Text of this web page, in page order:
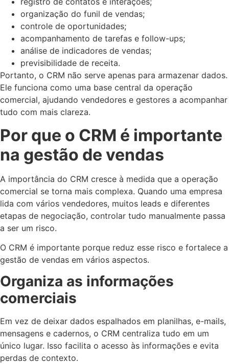
organização do funil de vendas;
controle de oportunidades;
acompanhamento de tarefas e follow-ups;
análise de indicadores de vendas;
previsibilidade de receita.
Portanto, o CRM não serve apenas para armazenar dados.
Ele funciona como uma base central da operação
comercial, ajudando vendedores e gestores a acompanhar
tudo com mais clareza.
Por que o CRM é importante
na gestão de vendas
A importância do CRM cresce à medida que a operação
comercial se torna mais complexa. Quando uma empresa
lida com vários vendedores, muitos leads e diferentes
etapas de negociação, controlar tudo manualmente passa
a ser um risco.
O CRM é importante porque reduz esse risco e fortalece a
gestão de vendas em vários aspectos.
Organiza as informações
comerciais
Em vez de deixar dados espalhados em planilhas, e-mails,
mensagens e cadernos, o CRM centraliza tudo em um
único lugar. Isso facilita o acesso às informações e evita
perdas de contexto.